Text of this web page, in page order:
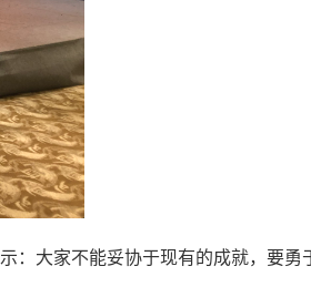
：大家不能妥协于现有的成就，要勇